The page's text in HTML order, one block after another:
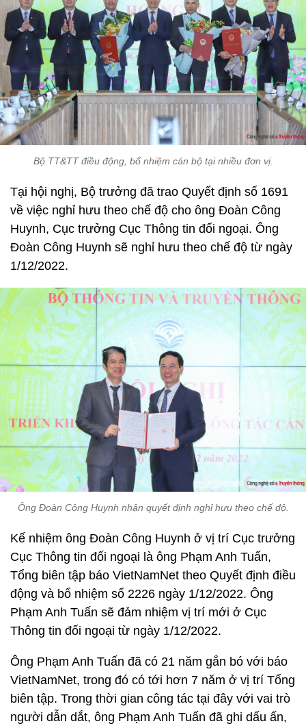
Bộ TT&TT điều động, bổ nhiệm cán bộ tại nhiều đơn vị.
Tại hội nghị, Bộ trưởng đã trao Quyết định số 1691
về việc nghỉ hưu theo chế độ cho ông Đoàn Công
Huynh, Cục trưởng Cục Thông tin đối ngoại. Ông
Đoàn Công Huynh sẽ nghỉ hưu theo chế độ từ ngày
1/12/2022.
Ông Đoàn Công Huynh nhận quyết định nghỉ hưu theo chế độ.
Kế nhiệm ông Đoàn Công Huynh ở vị trí Cục trưởng
Cục Thông tin đối ngoại là ông Phạm Anh Tuấn,
Tổng biên tập báo VietNamNet theo Quyết định điều
động và bổ nhiệm số 2226 ngày 1/12/2022. Ông
Phạm Anh Tuấn sẽ đảm nhiệm vị trí mới ở Cục
Thông tin đối ngoại từ ngày 1/12/2022.
Ông Phạm Anh Tuấn đã có 21 năm gắn bó với báo
VietNamNet, trong đó có tới hơn 7 năm ở vị trí Tổng
biên tập. Trong thời gian công tác tại đây với vai trò
người dẫn dắt, ông Phạm Anh Tuấn đã ghi dấu ấn,